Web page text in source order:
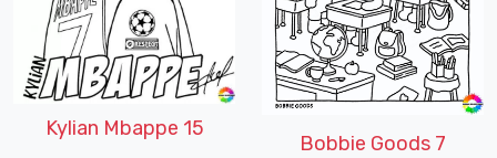
Kylian Mbappe 15
Bobbie Goods 7